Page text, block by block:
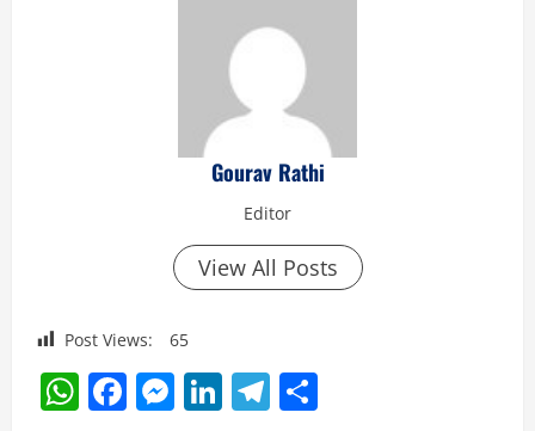
Gourav Rathi
Editor
View All Posts
Post Views: 65
WhatsApp
Facebook
Messenger
LinkedIn
Telegram